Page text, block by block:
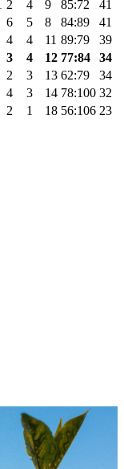
2 4 9 85:72
41
6 5 8 84:89
41
4 4 11 89:79
39
3 4 12 77:84
34
2 3 13 62:79
34
4 3 14 78:100 32
2 1 18 56:106 23